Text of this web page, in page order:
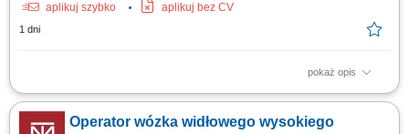
aplikuj szybko
aplikuj bez CV
1 dni
pokaż opis
Opis stanowiska Przemieszczanie komponentów oraz wyrobów gotowych
w przestrzeni magazynu wysokiego składowania; Prowadzenie prac
przeładunkowych przy dostawach i wysyłkach towarowych; Skanowanie,
Operator wózka widłowego wysokiego